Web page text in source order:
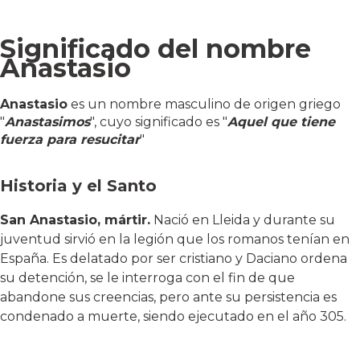
Significado del nombre
Anastasio
Anastasio es un nombre masculino de origen griego
"Anastasimos", cuyo significado es "Aquel que tiene
fuerza para resucitar"
Historia y el Santo
San Anastasio, mártir. Nació en Lleida y durante su
juventud sirvió en la legión que los romanos tenían en
España. Es delatado por ser cristiano y Daciano ordena
su detención, se le interroga con el fin de que
abandone sus creencias, pero ante su persistencia es
condenado a muerte, siendo ejecutado en el año 305.